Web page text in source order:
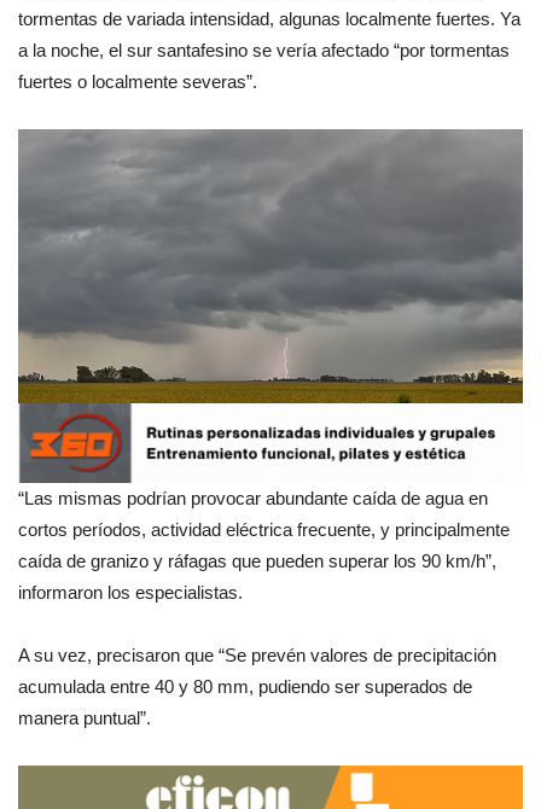
tormentas de variada intensidad, algunas localmente fuertes. Ya
a la noche, el sur santafesino se vería afectado “por tormentas
fuertes o localmente severas”.
“Las mismas podrían provocar abundante caída de agua en
cortos períodos, actividad eléctrica frecuente, y principalmente
caída de granizo y ráfagas que pueden superar los 90 km/h”,
informaron los especialistas.
A su vez, precisaron que “Se prevén valores de precipitación
acumulada entre 40 y 80 mm, pudiendo ser superados de
manera puntual”.